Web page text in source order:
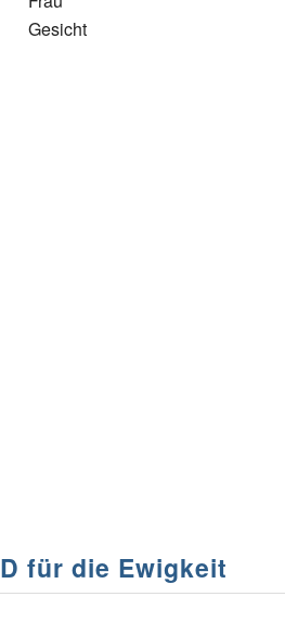
für die Ewigkeit